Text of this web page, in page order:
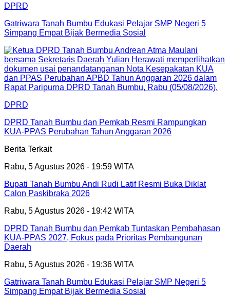
DPRD
Gatriwara Tanah Bumbu Edukasi Pelajar SMP Negeri 5
Simpang Empat Bijak Bermedia Sosial
DPRD
DPRD Tanah Bumbu dan Pemkab Resmi Rampungkan
KUA-PPAS Perubahan Tahun Anggaran 2026
Berita Terkait
Rabu, 5 Agustus 2026 - 19:59 WITA
Bupati Tanah Bumbu Andi Rudi Latif Resmi Buka Diklat
Calon Paskibraka 2026
Rabu, 5 Agustus 2026 - 19:42 WITA
DPRD Tanah Bumbu dan Pemkab Tuntaskan Pembahasan
KUA-PPAS 2027, Fokus pada Prioritas Pembangunan
Daerah
Rabu, 5 Agustus 2026 - 19:36 WITA
Gatriwara Tanah Bumbu Edukasi Pelajar SMP Negeri 5
Simpang Empat Bijak Bermedia Sosial